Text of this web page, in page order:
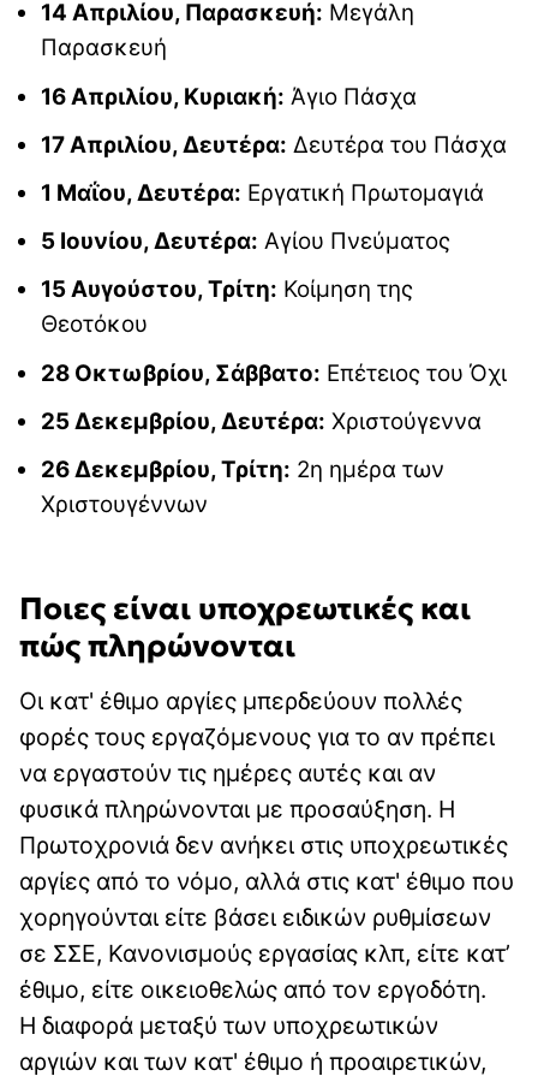
14 Απριλίου, Παρασκευή: Μεγάλη
Παρασκευή
16 Απριλίου, Κυριακή: Άγιο Πάσχα
17 Απριλίου, Δευτέρα: Δευτέρα του Πάσχα
1 Μαΐου, Δευτέρα: Εργατική Πρωτομαγιά
5 Ιουνίου, Δευτέρα: Αγίου Πνεύματος
15 Αυγούστου, Τρίτη: Κοίμηση της
Θεοτόκου
28 Οκτωβρίου, Σάββατο: Επέτειος του Όχι
25 Δεκεμβρίου, Δευτέρα: Χριστούγεννα
26 Δεκεμβρίου, Τρίτη: 2η ημέρα των
Χριστουγέννων
Ποιες είναι υποχρεωτικές και
πώς πληρώνονται
Οι κατ' έθιμο αργίες μπερδεύουν πολλές
φορές τους εργαζόμενους για το αν πρέπει
να εργαστούν τις ημέρες αυτές και αν
φυσικά πληρώνονται με προσαύξηση. Η
Πρωτοχρονιά δεν ανήκει στις υποχρεωτικές
αργίες από το νόμο, αλλά στις κατ' έθιμο που
χορηγούνται είτε βάσει ειδικών ρυθμίσεων
σε ΣΣΕ, Κανονισμούς εργασίας κλπ, είτε κατ’
έθιμο, είτε οικειοθελώς από τον εργοδότη.
H διαφορά μεταξύ των υποχρεωτικών
αργιών και των κατ' έθιμο ή προαιρετικών,